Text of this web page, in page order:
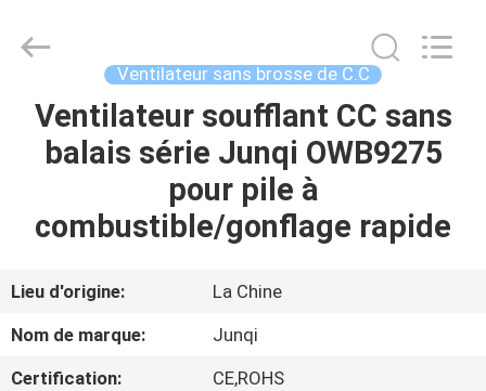
À
PROPOS
Junqi
International
Reserved.
Ventilateur sans brosse de C.C
Ventilateur soufflant CC sans
balais série Junqi OWB9275
pour pile à
combustible/gonflage rapide
Lieu d'origine:
La Chine
Nom de marque:
Junqi
Certification:
CE,ROHS